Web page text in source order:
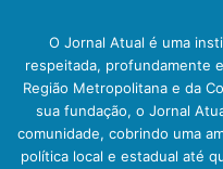
O Jornal Atual é uma
respeitada, profundamente
Região Metropolitana e da
sua fundação, o Jornal
comunidade, cobrindo uma
política local e estadual até